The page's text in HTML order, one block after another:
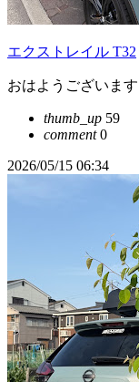
エクストレイル T32
おはようございま
thumb_up 59
comment0
2026/05/15 06:34